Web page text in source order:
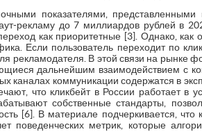
показателями,
рекламу до 7 миллиардов рублей в
как приоритетные [3]. Однако, как
Если пользователь переходит по
рекламодателя. В этой связи на рынке
дальнейшим взаимодействием с
каналах коммуникации содержатся в
что кликбейт в России работает в
собственные стандарты,
[6]. В материале подчеркивается,
поведенческих метрик, которые